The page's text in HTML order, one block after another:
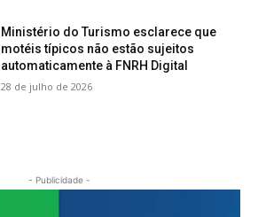
Ministério do Turismo esclarece que
motéis típicos não estão sujeitos
automaticamente à FNRH Digital
28 de julho de 2026
- Publicidade -